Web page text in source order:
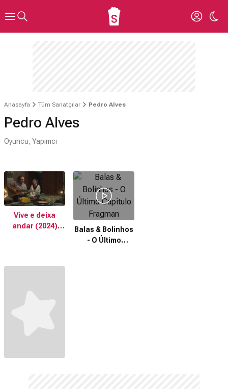
Anasayfa Tüm Sanatçılar Pedro Alves
Pedro Alves
Oyuncu, Yapımcı
Vive e deixa
andar (2024)
Balas & Bolinhos
- O Último